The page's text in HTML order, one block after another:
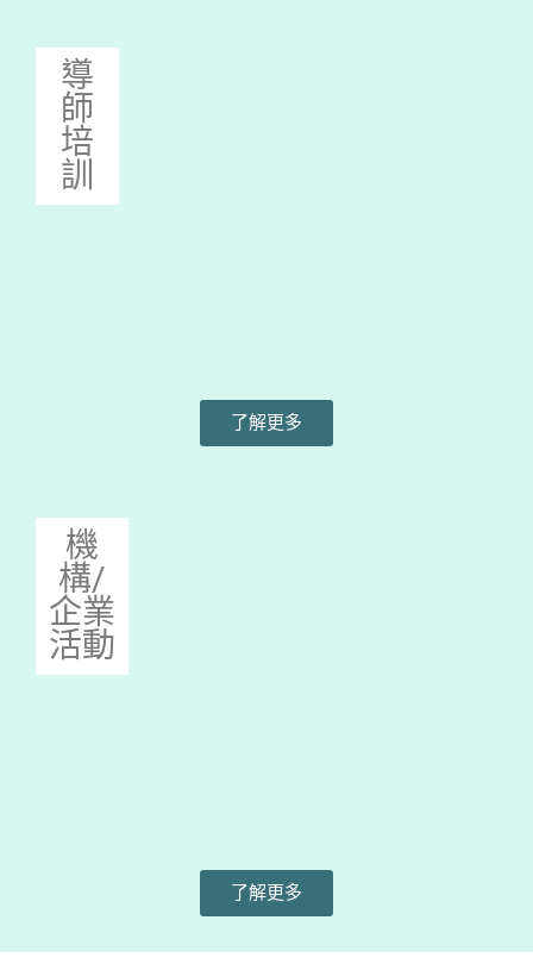
導
師
培
訓
了解更多
機
構/
企業
活動
了解更多